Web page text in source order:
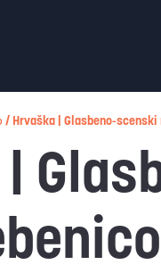
/ Hrvaška | Glasbeno-